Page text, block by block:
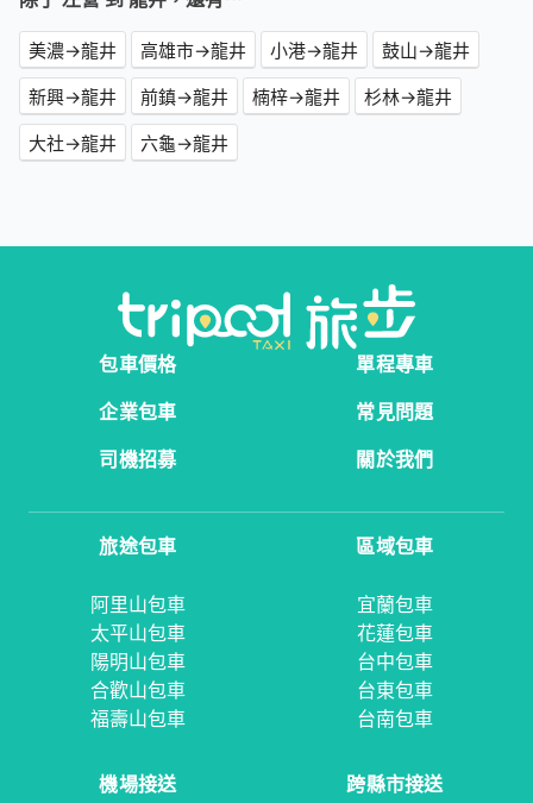
美濃→龍井 高雄市→龍井 小港→龍井
鼓山→龍井
新興→龍井
前鎮→龍井 楠梓→龍井
杉林→龍井
大社→龍井
六龜→龍井
包車價格
單程專車
企業包車
常見問題
司機招募
關於我們
旅途包車
阿里山包車
太平山包車
陽明山包車
合歡山包車
福壽山包車
區域包車
宜蘭包車
花蓮包車
台中包車
台東包車
台南包車
機場接送 跨縣市接送